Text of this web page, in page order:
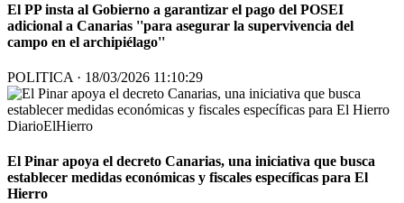
El PP insta al Gobierno a garantizar el pago del POSEI
adicional a Canarias ''para asegurar la supervivencia del
campo en el archipiélago''
POLITICA · 18/03/2026 11:10:29
DiarioElHierro
El Pinar apoya el decreto Canarias, una iniciativa que busca
establecer medidas económicas y fiscales específicas para El
Hierro